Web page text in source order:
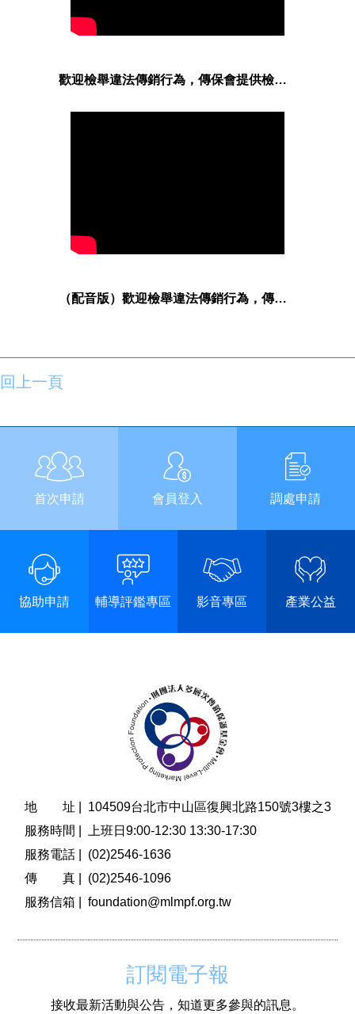
歡迎檢舉違法傳銷行為，傳保會提供檢舉獎金！
（配音版）歡迎檢舉違法傳銷行為，傳保會提供檢舉獎金！
回上一頁
首次申請 會員登入 調處申請
協助申請 輔導評鑑專區 影音專區 產業公益
地 址 |
104509台北市中山區復興北路150號3樓之3
服務時間 |
上班日9:00-12:30 13:30-17:30
服務電話 |
(02)2546-1636
傳 真 |
(02)2546-1096
服務信箱 |
foundation@mlmpf.org.tw
訂閱電子報
接收最新活動與公告，知道更多參與的訊息。